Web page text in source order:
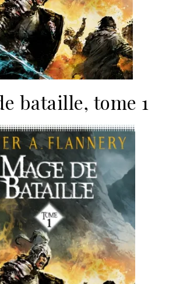
bataille, tome 1